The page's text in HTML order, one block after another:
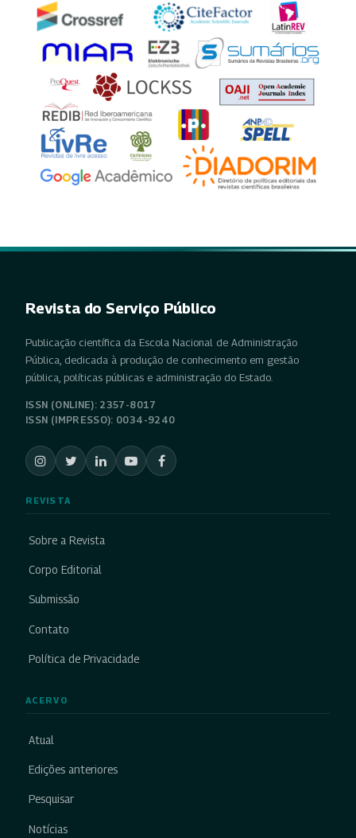
Revista do Serviço Público
Publicação científica da Escola Nacional de Administração
Pública, dedicada à produção de conhecimento em gestão
pública, políticas públicas e administração do Estado.
ISSN (ONLINE): 2357-8017
ISSN (IMPRESSO): 0034-9240
REVISTA
Sobre a Revista
Corpo Editorial
Submissão
Contato
Política de Privacidade
ACERVO
Atual
Edições anteriores
Pesquisar
Notícias